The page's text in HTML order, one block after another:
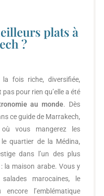
plats à
?
fois riche, diversifiée,
pour rien qu’elle a été
au monde. Dès
ce guide de Marrakech,
vous mangerez les
quartier de la Médina,
dans l’un des plus
la maison arabe. Vous y
marocaines, le
l’emblématique